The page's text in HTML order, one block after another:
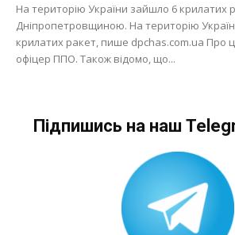
На територію України зайшло 6 крилатих
Дніпропетровщиною. На територію
крилатих ракет, пише dpchas.com.ua Про
офіцер ППО. Також відомо, що...
Підпишись на наш